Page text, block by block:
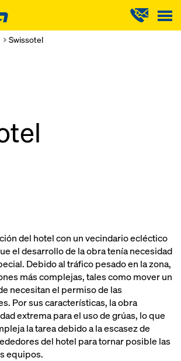
Swissotel
del hotel con un vecindario ecléctico
el desarrollo de la obra tenía necesidad
Debido al tráfico pesado en la zona,
más complejas, tales como mover un
necesitan el permiso de las
Por sus características, la obra
extrema para el uso de grúas, lo que
la tarea debido a la escasez de
del hotel para tornar posible las
equipos.